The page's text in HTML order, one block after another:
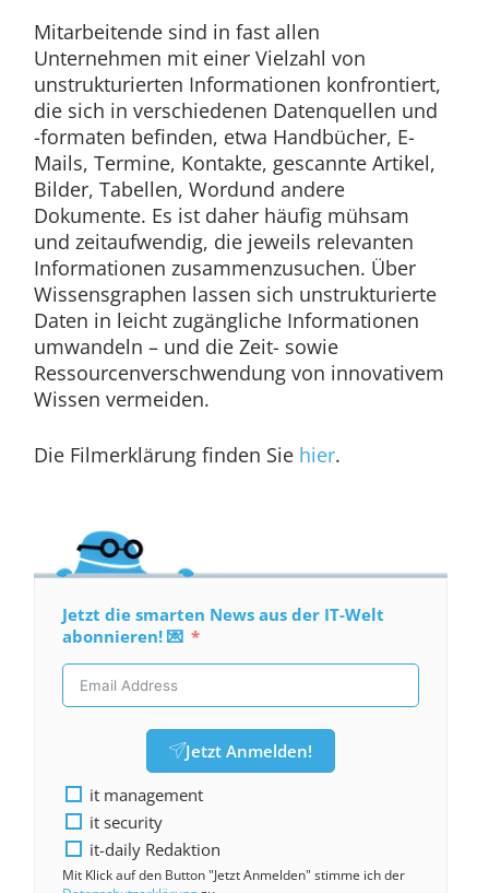
Mitarbeitende sind in fast allen
Unternehmen mit einer Vielzahl von
unstrukturierten Informationen konfrontiert,
die sich in verschiedenen Datenquellen und
-formaten befinden, etwa Handbücher, E-
Mails, Termine, Kontakte, gescannte Artikel,
Bilder, Tabellen, Wordund andere
Dokumente. Es ist daher häufig mühsam
und zeitaufwendig, die jeweils relevanten
Informationen zusammenzusuchen. Über
Wissensgraphen lassen sich unstrukturierte
Daten in leicht zugängliche Informationen
umwandeln – und die Zeit- sowie
Ressourcenverschwendung von innovativem
Wissen vermeiden.
Die Filmerklärung finden Sie hier.
Jetzt die smarten News aus der IT-Welt
abonnieren! 💌
Jetzt Anmelden!
it management
it security
it-daily Redaktion
Mit Klick auf den Button "Jetzt Anmelden" stimme ich der